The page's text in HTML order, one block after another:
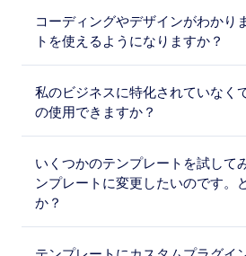
コーディングやデザインがわかり
トを使えるようになりますか？
私のビジネスに特化されていなく
の使用できますか？
いくつかのテンプレートを試して
ンプレートに変更したいのです。
か？